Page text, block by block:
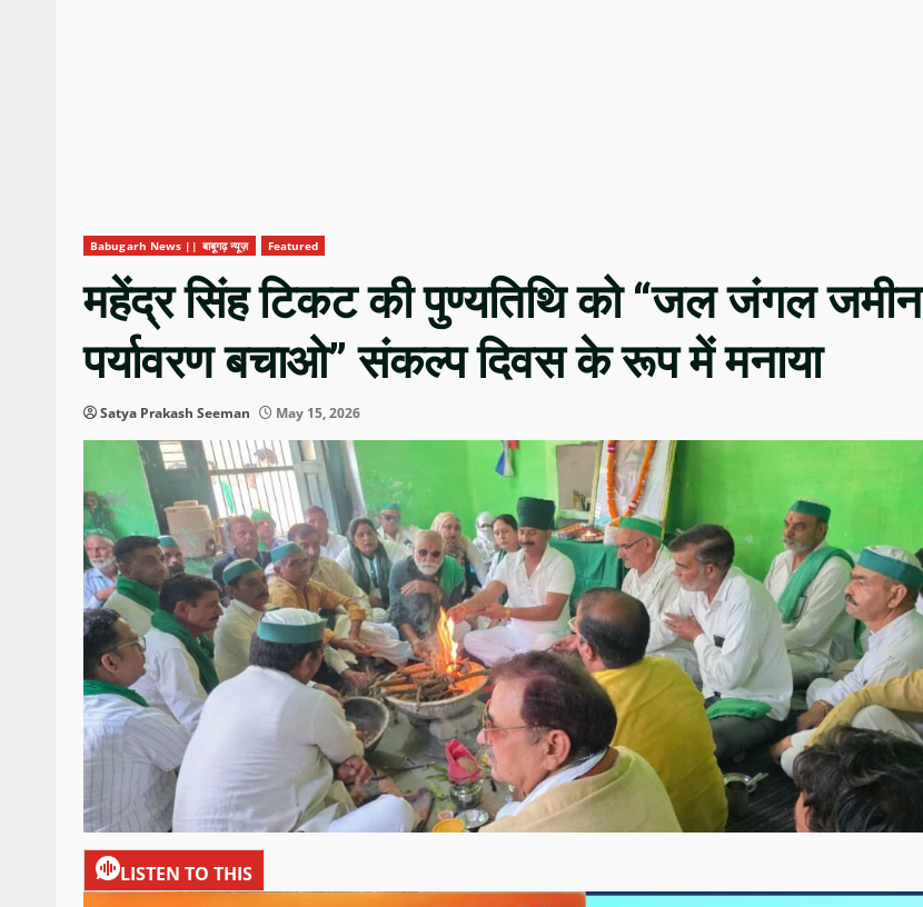
Babugarh News || बाबूगढ़ न्यूज़ Featured
महेंद्र सिंह टिकट की पुण्यतिथि को “जल जंगल जमीन
पर्यावरण बचाओ” संकल्प दिवस के रूप में मनाया
Satya Prakash Seeman May 15, 2026
LISTEN TO THIS